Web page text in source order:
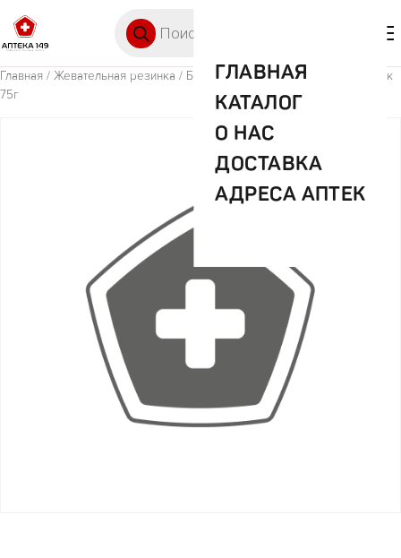
ГЛАВНАЯ
КАТАЛОГ
О НАС
ДОСТАВКА
АДРЕСА АПТЕК
Главная / Жевательная резинка / Бебето жев.мармелад ананас/персик
75г